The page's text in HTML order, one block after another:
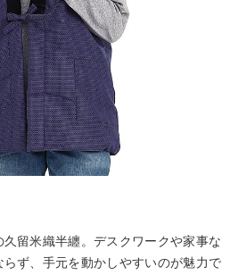
留米織半纏。デスクワークや家事な
ず、手元を動かしやすいのが魅力で